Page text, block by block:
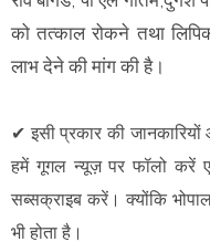
को तत्काल रोकने तथा
लाभ देने की मांग की है।
✔ इसी प्रकार की
हमें गूगल न्यूज़ पर फॉलो करें
सब्सक्राइब करें। क्योंकि
भी होता है।